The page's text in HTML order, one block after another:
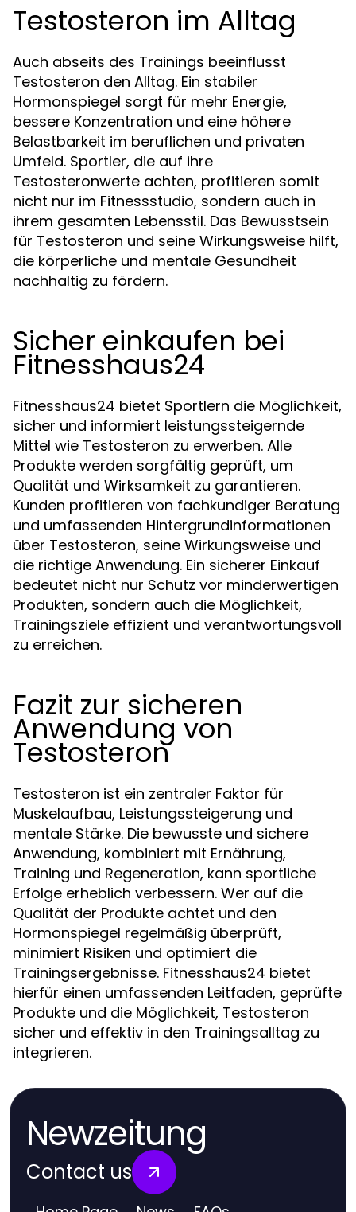
Testosteron im Alltag
Auch abseits des Trainings beeinflusst
Testosteron den Alltag. Ein stabiler
Hormonspiegel sorgt für mehr Energie,
bessere Konzentration und eine höhere
Belastbarkeit im beruflichen und privaten
Umfeld. Sportler, die auf ihre
Testosteronwerte achten, profitieren somit
nicht nur im Fitnessstudio, sondern auch in
ihrem gesamten Lebensstil. Das Bewusstsein
für Testosteron und seine Wirkungsweise hilft,
die körperliche und mentale Gesundheit
nachhaltig zu fördern.
Sicher einkaufen bei
Fitnesshaus24
Fitnesshaus24 bietet Sportlern die Möglichkeit,
sicher und informiert leistungssteigernde
Mittel wie Testosteron zu erwerben. Alle
Produkte werden sorgfältig geprüft, um
Qualität und Wirksamkeit zu garantieren.
Kunden profitieren von fachkundiger Beratung
und umfassenden Hintergrundinformationen
über Testosteron, seine Wirkungsweise und
die richtige Anwendung. Ein sicherer Einkauf
bedeutet nicht nur Schutz vor minderwertigen
Produkten, sondern auch die Möglichkeit,
Trainingsziele effizient und verantwortungsvoll
zu erreichen.
Fazit zur sicheren
Anwendung von
Testosteron
Testosteron ist ein zentraler Faktor für
Muskelaufbau, Leistungssteigerung und
mentale Stärke. Die bewusste und sichere
Anwendung, kombiniert mit Ernährung,
Training und Regeneration, kann sportliche
Erfolge erheblich verbessern. Wer auf die
Qualität der Produkte achtet und den
Hormonspiegel regelmäßig überprüft,
minimiert Risiken und optimiert die
Trainingsergebnisse. Fitnesshaus24 bietet
hierfür einen umfassenden Leitfaden, geprüfte
Produkte und die Möglichkeit, Testosteron
sicher und effektiv in den Trainingsalltag zu
integrieren.
Newzeitung
Contact us